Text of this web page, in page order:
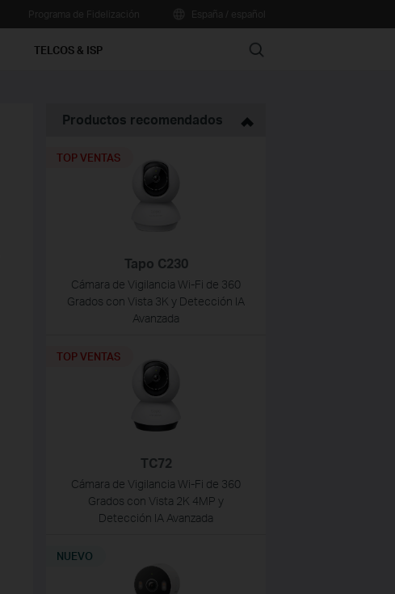
TELCOS & ISP Search
Productos recomendados
Tapo C230
Cámara de Vigilancia Wi-Fi de 360
Grados con Vista 3K y Detección IA
Avanzada
TOP VENTAS
TC72
Cámara de Vigilancia Wi-Fi de 360
Grados con Vista 2K 4MP y
Detección IA Avanzada
TOP VENTAS
NUEVO